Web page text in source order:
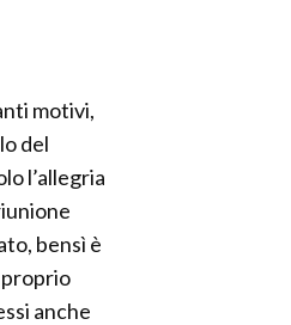
motivi,
del
l’allegria
bensì è
proprio
anche